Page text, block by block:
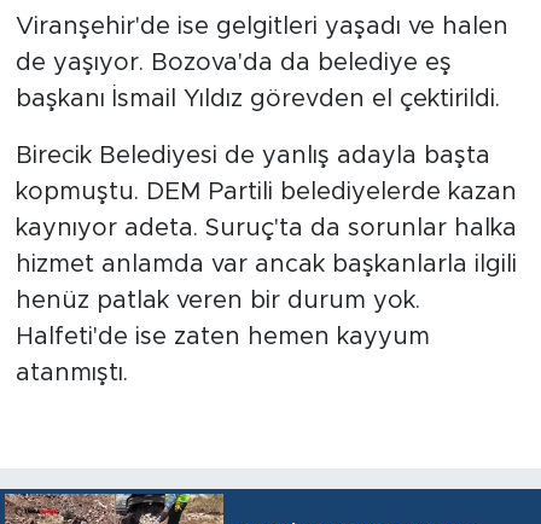
Viranşehir'de ise gelgitleri yaşadı ve halen
de yaşıyor. Bozova'da da belediye eş
başkanı İsmail Yıldız görevden el çektirildi.
Birecik Belediyesi de yanlış adayla başta
kopmuştu. DEM Partili belediyelerde kazan
kaynıyor adeta. Suruç'ta da sorunlar halka
hizmet anlamda var ancak başkanlarla ilgili
henüz patlak veren bir durum yok.
Halfeti'de ise zaten hemen kayyum
atanmıştı.